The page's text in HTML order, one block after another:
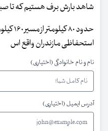
شاهد بارش برف هستیم که تا
حدود ۸۰
استحفاظی مازندران واقع اس
نام و نام خانوادگی (اختیاری)
آدرس ایمیل (اختیاری)